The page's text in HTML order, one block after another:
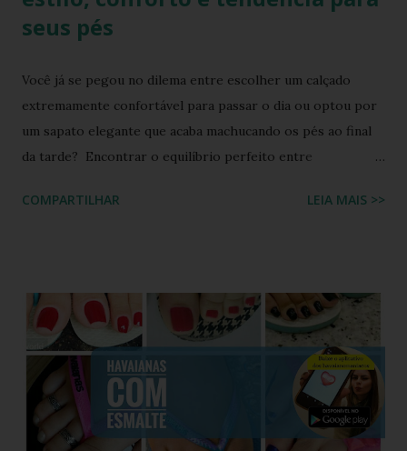
seus pés
Você já se pegou no dilema entre escolher um calçado
extremamente confortável para passar o dia ou optou por
um sapato elegante que acaba machucando os pés ao final
da tarde? Encontrar o equilíbrio perfeito entre
costumava ser um desafio na moda feminina e urbana.
2000, o famoso scrunchie aquele elástico de cabelo
revestido de tecido franzido conquistou passarelas, vitrines
e o guarda-roupa das principais influenciadoras de moda.
Percebendo esse movimento de resgate retrô com toque
contemporâneo, a Havaianas trouxe uma inovação que une
o melhor dos dois mundos. O Chinelo Havaianas Top
COMPARTILHAR LEIA MAIS >>